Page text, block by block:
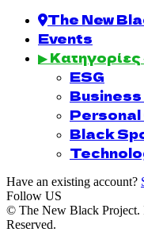
The New
Events
▶ Κατηγορίες
ESG
Personal
Black
Have an existing account?
Follow US
© The New Black
Reserved.